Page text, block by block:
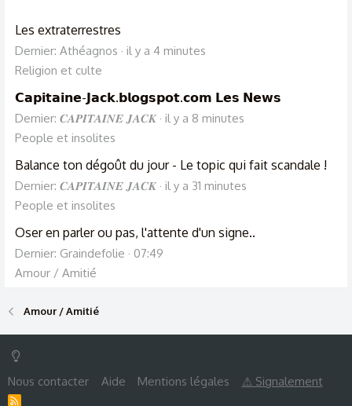
Les extraterrestres
Dernier: Athéagnos
il y a 4 minutes
Religion et culte
𝗖𝗮𝗽𝗶𝘁𝗮𝗶𝗻𝗲-𝗝𝗮𝗰𝗸.𝗯𝗹𝗼𝗴𝘀𝗽𝗼𝘁.𝗰𝗼𝗺 𝗟𝗲𝘀 𝗡𝗲𝘄𝘀
Dernier: 𝑪𝑨𝑷𝑰𝑻𝑨𝑰𝑵𝑬 𝑱𝑨𝑪𝑲 il y a 8 minutes
People et insolites
Balance ton dégoût du jour - Le topic qui fait scandale !
Dernier: 𝑪𝑨𝑷𝑰𝑻𝑨𝑰𝑵𝑬 𝑱𝑨𝑪𝑲 il y a 31 minutes
People et insolites
Oser en parler ou pas, l'attente d'un signe..
Dernier: Graindefolie
07:49
Amour / Amitié
Amour / Amitié
Nous contacter Aide Mentions légales ⚠ Signalement